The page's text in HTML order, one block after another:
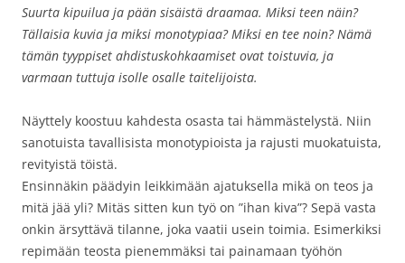
Suurta kipuilua ja pään sisäistä draamaa. Miksi teen näin?
Tällaisia kuvia ja miksi monotypiaa? Miksi en tee noin? Nämä
tämän tyyppiset ahdistuskohkaamiset ovat toistuvia, ja
varmaan tuttuja isolle osalle taitelijoista.
Näyttely koostuu kahdesta osasta tai hämmästelystä. Niin
sanotuista tavallisista monotypioista ja rajusti muokatuista,
revityistä töistä.
Ensinnäkin päädyin leikkimään ajatuksella mikä on teos ja
mitä jää yli? Mitäs sitten kun työ on ”ihan kiva”? Sepä vasta
onkin ärsyttävä tilanne, joka vaatii usein toimia. Esimerkiksi
repimään teosta pienemmäksi tai painamaan työhön